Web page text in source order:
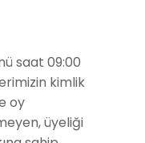
saat 09:00
kimlik
oy
üyeliği